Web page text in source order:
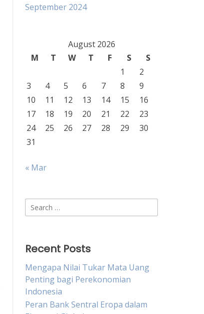
September 2024
August 2026
M
T W T F S
S
1
2
3
4 5 6 7 8
9
10
11 12 13 14 15
16
17
18 19 20 21 22
23
24
25 26 27 28 29
30
31
« Mar
Search
for:
Recent Posts
Mengapa Nilai Tukar Mata Uang
Penting bagi Perekonomian
Indonesia
Peran Bank Sentral Eropa dalam